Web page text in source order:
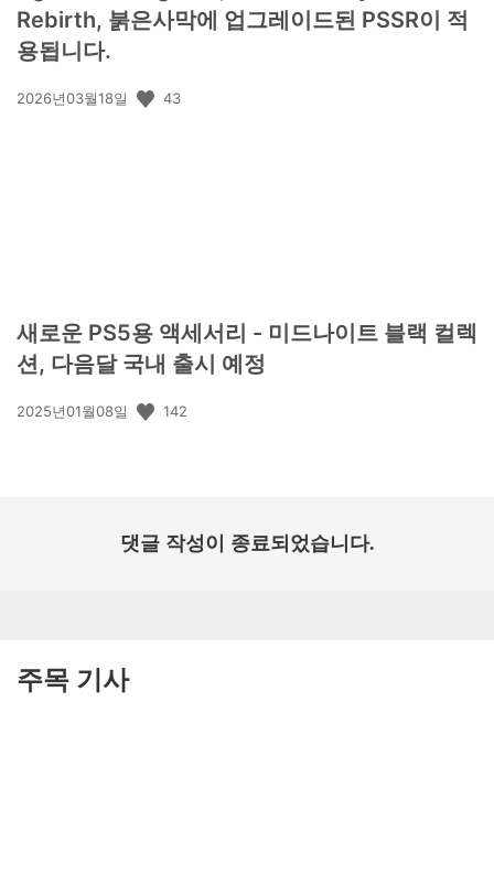
Rebirth, 붉은사막에 업그레이드된 PSSR이 적
용됩니다.
공
2026년03월18일 43
새로운 PS5용 액세서리 - 미드나이트 블랙 컬렉
션, 다음달 국내 출시 예정
공
2025년01월08일 142
댓글 작성이 종료되었습니다.
주목 기사